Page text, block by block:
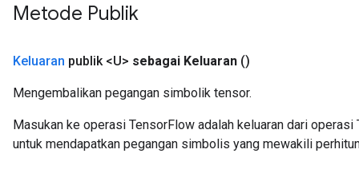
Metode Publik
Keluaran publik <U> sebagai Keluaran ()
Mengembalikan pegangan simbolik tensor.
Masukan ke operasi TensorFlow adalah keluaran dari
untuk mendapatkan pegangan simbolis yang mewakili